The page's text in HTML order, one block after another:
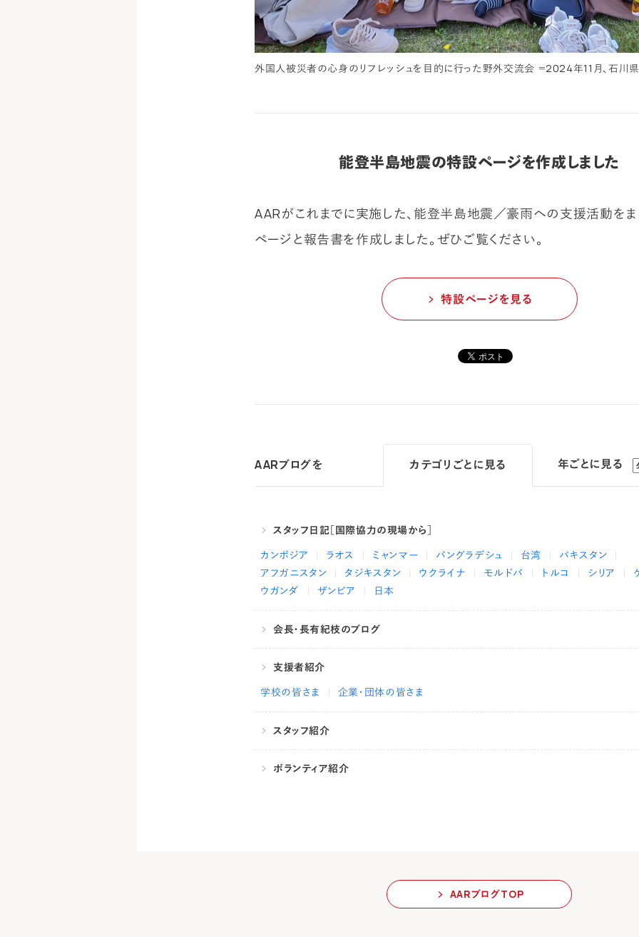
外国人被災者の心身のリフレッシュを目的に行った野外交流会 ＝2024年11月、石川
能登半島地震の特設ページを作成しました
AARがこれまでに実施した、能登半島地震／豪雨への支援活動を
ページと報告書を作成しました。ぜひご覧ください。
特設ページを見る
AARブログを カテゴリ ごとに見る
スタッフ日記［国際協力の現場から］
カンボジア
ラオス ミャンマー バングラデシュ 台湾
パキスタン
アフガニスタン
タジキスタン ウクライナ モルドバ トルコ シリア
ウガンダ
ザンビア 日本
会長・長有紀枝のブログ
支援者紹介
学校の皆さま
企業・団体の皆さま
スタッフ紹介
ボランティア紹介
年ごとに見る
AARブログTOP